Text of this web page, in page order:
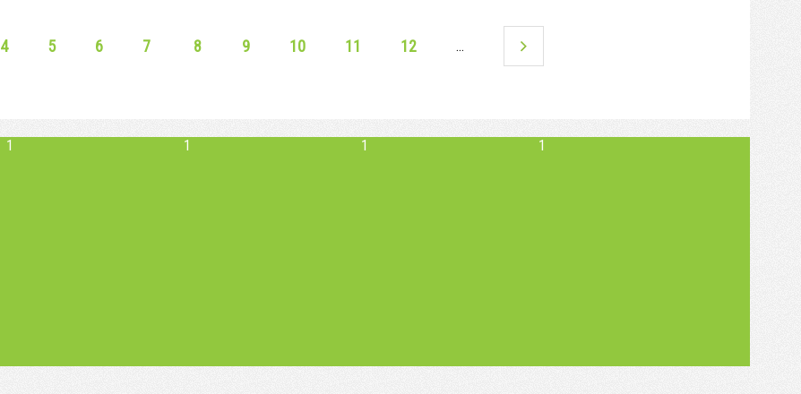
4 5 6 7 8 9 10 11 12 …
1 1 1 1